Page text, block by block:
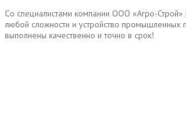
Со специалистами компании ООО «Агро-
любой сложности и устройство промышленных
выполнены качественно и точно в срок!